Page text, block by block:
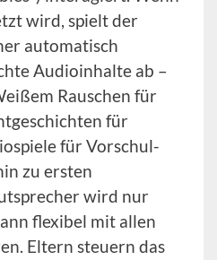
wird, spielt der
automatisch
Audioinhalte ab –
Rauschen für
für
für Vorschul-
zu ersten
wird nur
flexibel mit allen
Eltern steuern das